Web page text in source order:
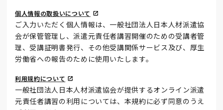
個人情報の取扱いについて
ご入力いただく個人情報は、一般社団法人日本人材派遣協
会が保管管理し、派遣元責任者講習開催のための受講者管
理、受講証明書発行、その他受講関係サービス及び、厚生
労働省への報告のために使用いたします。
利用規約について
一般社団法人日本人材派遣協会が提供するオンライン派遣
元責任者講習の利用については、本規約に必ず同意のうえ